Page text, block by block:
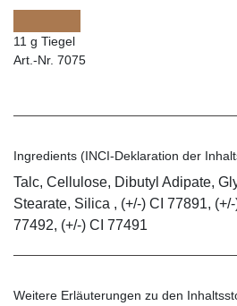
11 g Tiegel
Art.-Nr. 7075
Ingredients (INCI-Deklaration der
Talc, Cellulose, Dibutyl Adipate,
Stearate, Silica , (+/-) CI 77891,
77492, (+/-) CI 77491
Weitere Erläuterungen zu den